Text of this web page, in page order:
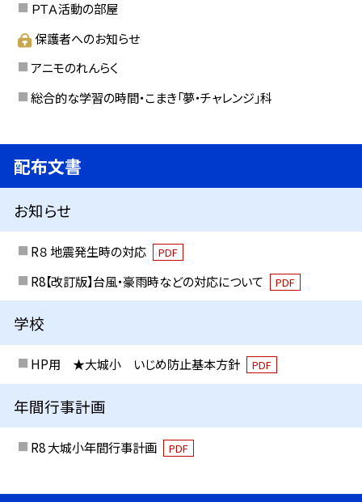
ＰＴＡ活動の部屋
保護者へのお知らせ
アニモのれんらく
総合的な学習の時間・こまき「夢・チャレンジ」科
配布文書
お知らせ
R８ 地震発生時の対応 PDF
R8【改訂版】台風・豪雨時などの対応について PDF
学校
HP用 ★大城小 いじめ防止基本方針 PDF
年間行事計画
R8 大城小年間行事計画 PDF